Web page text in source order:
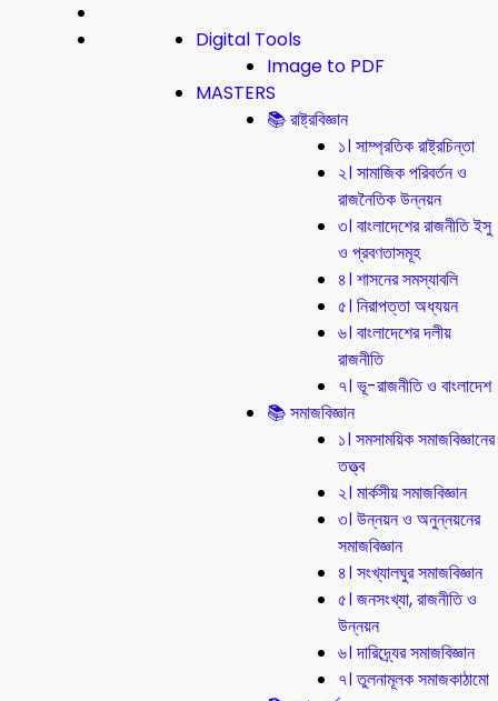
Digital Tools
Image to PDF
MASTERS
📚 রাষ্ট্রবিজ্ঞান
১। সাম্প্রতিক রাষ্ট্রচিন্তা
২। সামাজিক পরিবর্তন ও
রাজনৈতিক উন্নয়ন
৩। বাংলাদেশের রাজনীতি ইসু
ও প্রবণতাসমূহ
৪। শাসনের সমস্যাবলি
৫। নিরাপত্তা অধ্যয়ন
৬। বাংলাদেশের দলীয়
রাজনীতি
৭। ভূ-রাজনীতি ও বাংলাদেশ
📚 সমাজবিজ্ঞান
১। সমসাময়িক সমাজবিজ্ঞানের
তত্ত্ব
২। মার্কসীয় সমাজবিজ্ঞান
৩। উন্নয়ন ও অনুন্নয়নের
সমাজবিজ্ঞান
৪। সংখ্যালঘুর সমাজবিজ্ঞান
৫। জনসংখ্যা, রাজনীতি ও
উন্নয়ন
৬। দারিদ্র্যের সমাজবিজ্ঞান
৭। তুলনামূলক সমাজকাঠামো